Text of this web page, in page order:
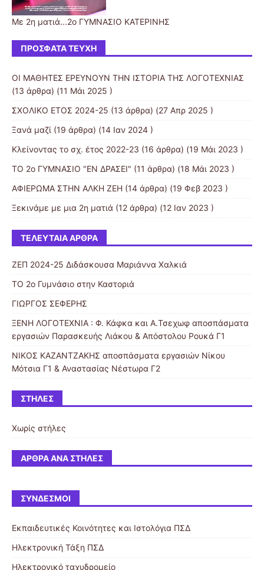
Με 2η ματιά...2ο ΓΥΜΝΑΣΙΟ ΚΑΤΕΡΙΝΗΣ
ΠΡΌΣΦΑΤΑ ΤΕΎΧΗ
ΟΙ ΜΑΘΗΤΕΣ ΕΡΕΥΝΟΥΝ ΤΗΝ ΙΣΤΟΡΙΑ ΤΗΣ ΛΟΓΟΤΕΧΝΙΑΣ
(13 άρθρα) (11 Μάι 2025 )
ΣΧΟΛΙΚΟ ΕΤΟΣ 2024-25 (13 άρθρα) (27 Απρ 2025 )
Ξανά μαζί (19 άρθρα) (14 Ιαν 2024 )
Κλείνοντας το σχ. έτος 2022-23 (16 άρθρα) (19 Μάι 2023 )
ΤΟ 2ο ΓΥΜΝΑΣΙΟ "ΕΝ ΔΡΑΣΕΙ" (11 άρθρα) (18 Μάι 2023 )
ΑΦΙΕΡΩΜΑ ΣΤΗΝ ΑΛΚΗ ΖΕΗ (14 άρθρα) (19 Φεβ 2023 )
Ξεκινάμε με μια 2η ματιά (12 άρθρα) (12 Ιαν 2023 )
ΤΕΛΕΥΤΑΊΑ ΆΡΘΡΑ
ΖΕΠ 2024-25 Διδάσκουσα Μαριάννα Χαλκιά
ΤΟ 2ο Γυμνάσιο στην Καστοριά
ΓΙΩΡΓΟΣ ΣΕΦΕΡΗΣ
ΞΕΝΗ ΛΟΓΟΤΕΧΝΙΑ : Φ. Κάφκα και A.Τσεχωφ αποσπάσματα
εργασιών Παρασκευής Λιάκου & Απόστολου Ρουκά Γ1
ΝΙΚΟΣ ΚΑΖΑΝΤΖΑΚΗΣ αποσπάσματα εργασιών Νίκου
Μότσια Γ1 & Αναστασίας Νέστωρα Γ2
ΣΤΉΛΕΣ
Χωρίς στήλες
ΆΡΘΡΑ ΑΝΆ ΣΤΉΛΕΣ
ΣΎΝΔΕΣΜΟΙ
Εκπαιδευτικές Κοινότητες και Ιστολόγια ΠΣΔ
Ηλεκτρονική Τάξη ΠΣΔ
Ηλεκτρονικό ταχυδρομείο